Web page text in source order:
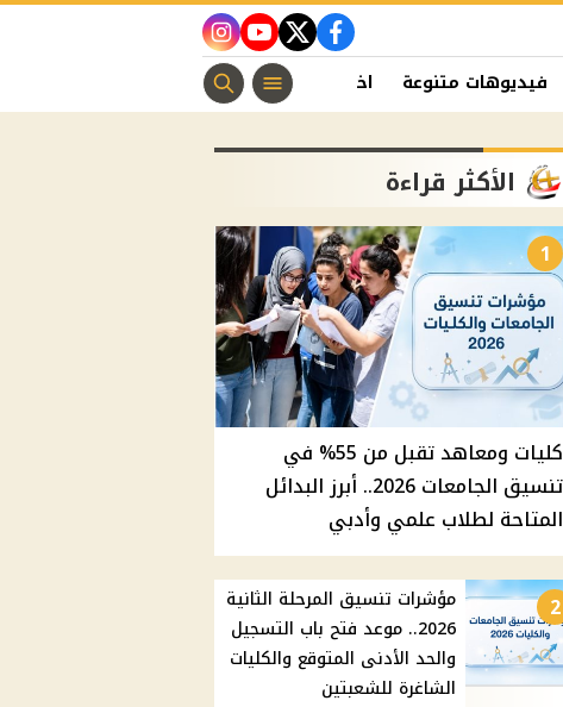
facebook
twitter
youtube
instagram
فيديوهات متنوعة اخبار الفن منوعات مسيحية
الأكثر قراءة
1
كليات ومعاهد تقبل من 55% في
تنسيق الجامعات 2026.. أبرز البدائل
المتاحة لطلاب علمي وأدبي
2
مؤشرات تنسيق المرحلة الثانية
2026.. موعد فتح باب التسجيل
والحد الأدنى المتوقع والكليات
الشاغرة للشعبتين